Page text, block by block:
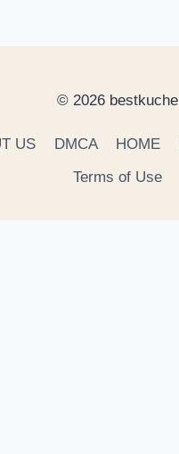
© 2026 bestkuche
US DMCA HOME
Terms of Use